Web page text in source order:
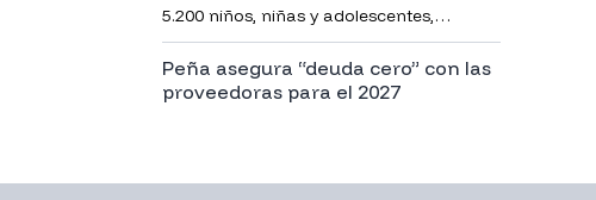
5.200 niños, niñas y adolescentes,
demostrando cómo las alianzas y el
compromiso logran construir un futuro
lleno de esperanza.
Peña asegura “deuda cero” con las
proveedoras para el 2027